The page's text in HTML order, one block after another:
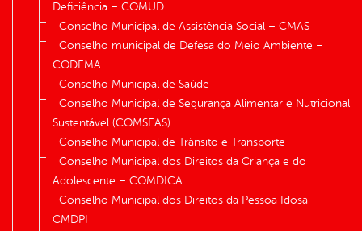
Deficiência – COMUD
Conselho Municipal de Assistência Social – CMAS
Conselho municipal de Defesa do Meio Ambiente –
CODEMA
Conselho Municipal de Saúde
Conselho Municipal de Segurança Alimentar e Nutricional
Sustentável (COMSEAS)
Conselho Municipal de Trânsito e Transporte
Conselho Municipal dos Direitos da Criança e do
Adolescente – COMDICA
Conselho Municipal dos Direitos da Pessoa Idosa –
CMDPI